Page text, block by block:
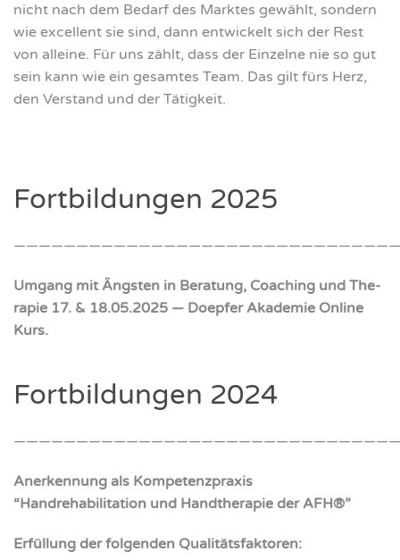
nicht nach dem Bedarf des Mark­tes gewählt, son­dern
wie excel­lent sie sind, dann ent­wi­ckelt sich der Rest
von allei­ne. Für uns zählt, dass der Ein­zel­ne nie so gut
sein kann wie ein gesam­tes Team. Das gilt fürs Herz,
den Ver­stand und der Tätig­keit.
Fort­bil­dun­gen 2025
Umgang mit Ängs­ten in Bera­tung, Coa­ching und The­
ra­pie 17. & 18.05.2025 — Doep­fer Aka­de­mie Online
Kurs.
Fort­bil­dun­gen 2024
Aner­ken­nung als Kom­pe­tenz­pra­xis
“Handreha­bi­li­ta­ti­on und Hand­the­ra­pie der AFH®”
Erfül­lung der fol­gen­den Qua­li­täts­fak­to­ren: